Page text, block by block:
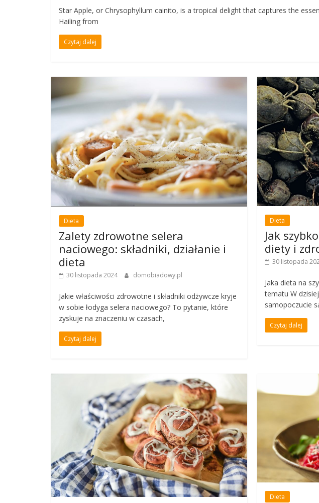
Star Apple, or Chrysophyllum cainito, is a tropical delight that captures the
Hailing from
Czytaj dalej
Dieta
Zalety zdrowotne selera
naciowego: składniki, działanie i
dieta
30 listopada 2024 domobiadowy.pl
Jakie właściwości zdrowotne i składniki odżywcze kryje
w sobie łodyga selera naciowego? To pytanie, które
zyskuje na znaczeniu w czasach,
Czytaj dalej
Dieta
Jak
diety i
30 listopada
Jaka dieta na
tematu W
samopoczucie
Czytaj dalej
Dieta